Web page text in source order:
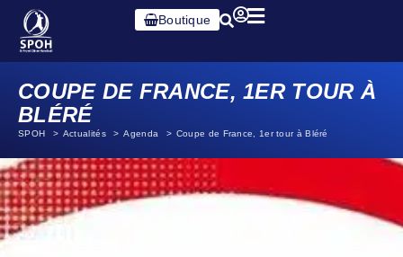
Boutique
COUPE DE FRANCE, 1ER TOUR À
BLÉRÉ
SPOH Actualités Agenda Coupe de France, 1er tour à Bléré